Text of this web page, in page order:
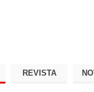
REVISTA